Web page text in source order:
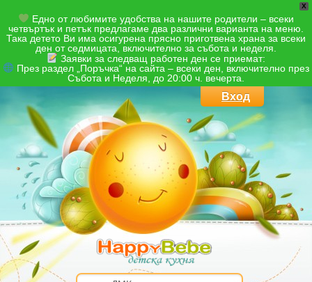
X
Едно от любимите удобства на нашите родители – всеки
четвъртък и петък предлагаме два различни варианта на меню.
Така детето Ви има осигурена прясно приготвена храна за всеки
ден от седмицата, включително за събота и неделя.
Заявки за следващ работен ден се приемат:
През раздел „Поръчка“ на сайта – всеки ден, включително през
Събота и Неделя, до 20:00 ч. вечерта.
Вход